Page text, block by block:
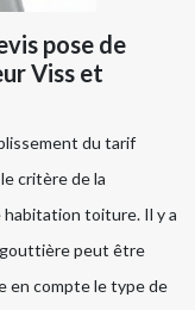
pose de
Viss et
du tarif
critère de la
habitation toiture. Il y a
gouttière peut être
en compte le type de